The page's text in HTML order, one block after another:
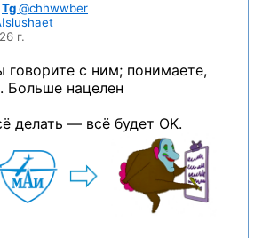
Tg@chhwwber
г.
говорите с ним; понимаете,
Больше нацелен
делать — всё будет OK.